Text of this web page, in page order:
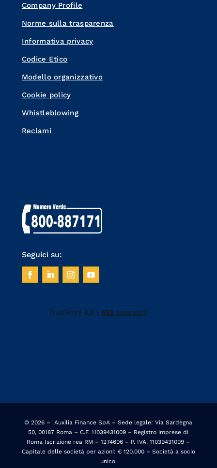
Company Profile
Norme sulla trasparenza
Informativa privacy
Codice Etico
Modello organizzativo
Cookie policy
Whistleblowing
Reclami
Seguici su:
© 2026 –
Auxilia Finance SpA – Sede legale: Via Sardegna
50, 00187 Roma – C.F. 11039431009 – Registro imprese di
Roma Iscrizione rea RM – 1274606 – P. IVA. 11039431009 –
Capitale delle società per azioni: € 120.000 – Società a socio
unico.